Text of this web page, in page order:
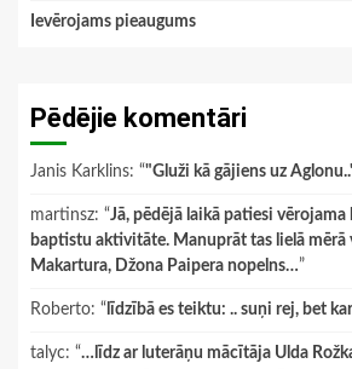
Ievērojams pieaugums
Pēdējie komentāri
Janis Karklins: “"Gluži kā gājiens uz
martinsz: “Jā, pēdējā laikā patiesi
baptistu aktivitāte. Manuprāt tas lielā mērā
Makartura, Džona Paipera nopelns…”
Roberto: “ līdzībā es teiktu: .. suņi rej, bet
talyc: “…līdz ar luterāņu mācītāja Ulda